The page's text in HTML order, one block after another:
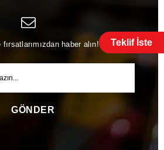
Teklif İste
haber alın!
GÖNDER